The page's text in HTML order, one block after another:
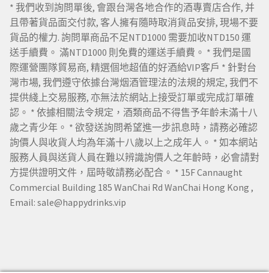
* 我們收到詢問單後, 會跟台灣各地合作的酒專賣店合作, 并
且帶著貨品面交付款, 客人擁有隨時取消貨品安排, 現場不要
貨品的權力. 詢問單商品不足NTD1000 需要加收NTD150 運
送手續費。 滿NTD1000 則免費的運送手續費。 * 我們是國
際運營團隊貿易商, 精選個地超值的好酒給VIP客戶 * 針對台
灣市場, 我們遵守依據台灣烟酒管理法的法規的規定, 我們不
提供綫上交易服務, 亦無法於網站上接受訂單或完成訂單確
認。 * 依據相關法令規定，酒類商品不得售予年齡未滿十八
歲之青少年。 * 欲發送詢問希望進一步訊息時，請務必確認
詢價人與收貨人均為年滿十八歲以上之成年人。 * 如本網站
服務人員與送貨人員在難以辨識詢價人之年齡時，必會請對
方提供證明文件，屆時敬請務必配合。 * 15F Cannaught
Commercial Building 185 WanChai Rd WanChai Hong Kong ,
Email: sale@happydrinks.vip